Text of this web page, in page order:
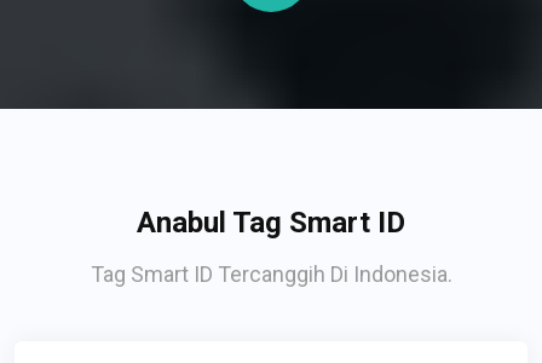
Anabul Tag Smart ID
Tag Smart ID Tercanggih Di Indonesia.